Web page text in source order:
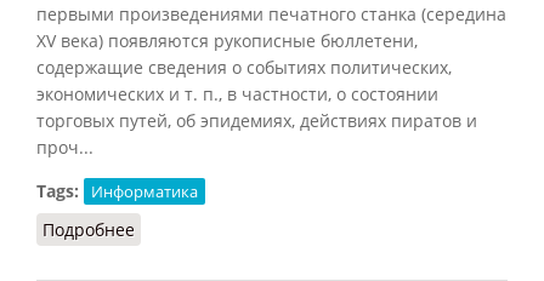
первыми произведениями печатного станка (середина
XV века) появляются рукописные бюллетени,
содержащие сведения о событиях политических,
экономических и т. п., в частности, о состоянии
торговых путей, об эпидемиях, действиях пиратов и
проч...
Tags:
Информатика
Подробнее